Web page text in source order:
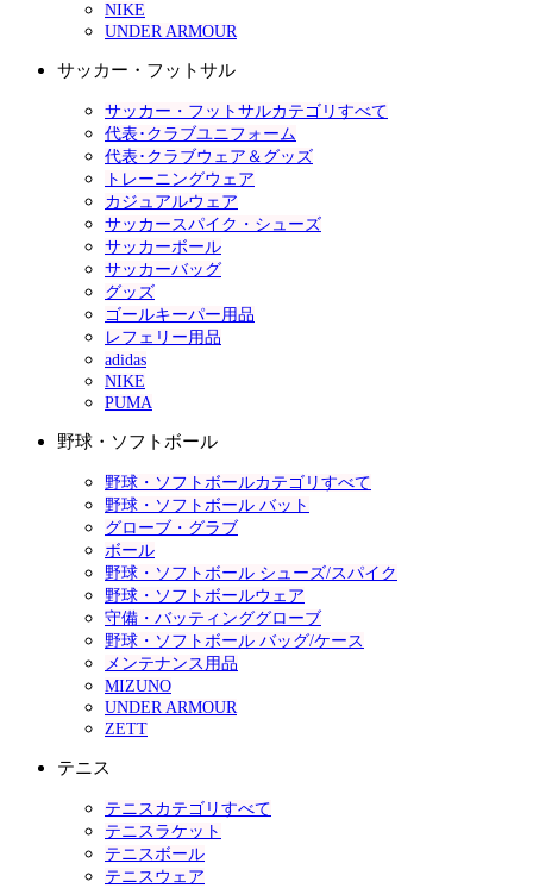
NIKE
UNDER ARMOUR
サッカー・フットサル
サッカー・フットサルカテゴリすべて
代表･クラブユニフォーム
代表･クラブウェア＆グッズ
トレーニングウェア
カジュアルウェア
サッカースパイク・シューズ
サッカーボール
サッカーバッグ
グッズ
ゴールキーパー用品
レフェリー用品
adidas
NIKE
PUMA
野球・ソフトボール
野球・ソフトボールカテゴリすべて
野球・ソフトボール バット
グローブ・グラブ
ボール
野球・ソフトボール シューズ/スパイク
野球・ソフトボールウェア
守備・バッティンググローブ
野球・ソフトボール バッグ/ケース
メンテナンス用品
MIZUNO
UNDER ARMOUR
ZETT
テニス
テニスカテゴリすべて
テニスラケット
テニスボール
テニスウェア